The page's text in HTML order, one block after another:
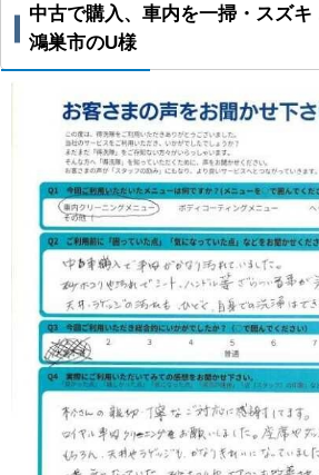
中古で購入、車内を一掃・スズ
鴻巣市のU様